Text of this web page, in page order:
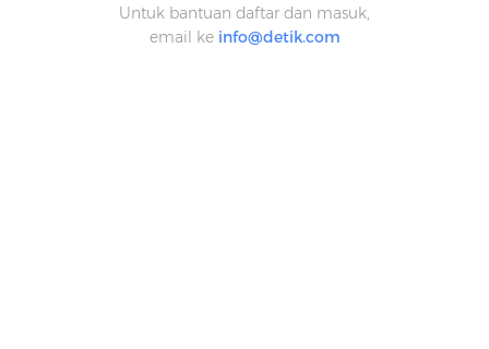
Untuk bantuan daftar dan masuk,
email ke info@detik.com